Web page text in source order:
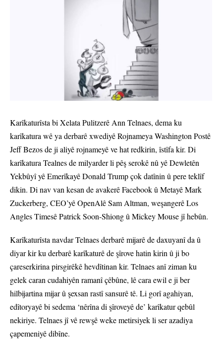
Karîkaturîsta bi Xelata Pulitzerê Ann Telnaes, dema ku
karîkatura wê ya derbarê xwediyê Rojnameya Washington Postê
Jeff Bezos de ji aliyê rojnameyê ve hat redkirin, îstîfa kir. Di
karîkatura Tealnes de milyarder li pêş serokê nû yê Dewletên
Yekbûyî yê Emerîkayê Donald Trump çok datînin û pere teklîf
dikin. Di nav van kesan de avakerê Facebook û Metayê Mark
Zuckerberg, CEO’yê OpenAlê Sam Altman, weşangerê Los
Angles Timesê Patrick Soon-Shiong û Mickey Mouse jî hebûn.
Karîkaturîsta navdar Telnaes derbarê mijarê de daxuyanî da û
diyar kir ku derbarê karîkaturê de şîrove hatin kirin û ji bo
çareserkirina pirsgirêkê hevdîtinan kir. Telnaes anî ziman ku
gelek caran cudahiyên ramanî çêbûne, lê cara ewil e ji ber
hilbijartina mijar û şexsan rastî sansurê tê. Li gorî agahiyan,
edîtoryayê bi sedema ‘nêrîna di şîroveyê de’ karîkatur qebûl
nekiriye. Telnaes jî vê rewşê weke metirsiyek li ser azadiya
çapemeniyê dibîne.